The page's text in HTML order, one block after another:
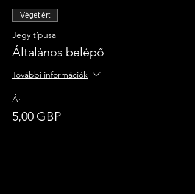
Véget ért
Jegy típusa
Általános belépő
További információk
Ár
5,00 GBP